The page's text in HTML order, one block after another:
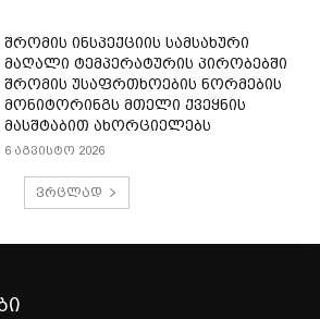
შრომის ინსპექციის სამსახური
მაღალი ტემპერატურის პირობებში
შრომის უსაფრთხოების ნორმების
მონიტორინგს მთელი ქვეყნის
მასშტაბით ახორციელებს
6 აგვისტო 2026
ვრცლად